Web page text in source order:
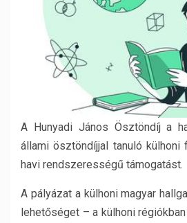
A Hunyadi János Ösztöndíj a
állami ösztöndíjjal tanuló külhoni
havi rendszerességű támogatást.
A pályázat a külhoni magyar
lehetőséget – a külhoni